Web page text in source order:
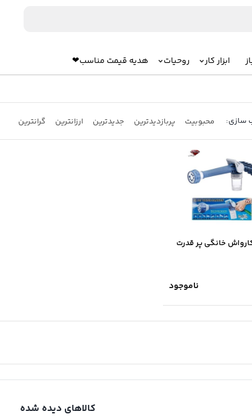
ابزار کار روحیات هدیه قیمت مناسب❤
سازی: محبوبیت پربازدیدترین جدیدترین ارزانترین گرانترین
خانگی پر قدرت
ناموجود
کالاهای دیده شده